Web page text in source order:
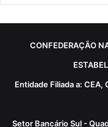
CONFEDERAÇÃO
Entidade Filiada a: CEA,
Setor Bancário Sul -